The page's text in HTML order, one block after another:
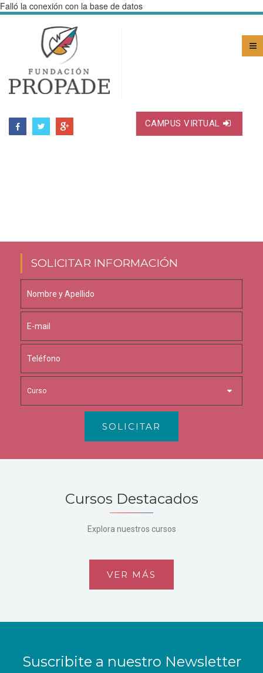
Falló la conexión con la base de datos
CAMPUS VIRTUAL
SOLICITAR INFORMACIÓN
SOLICITAR
Cursos Destacados
Explora nuestros cursos
VER MÁS
Suscribite a nuestro Newsletter